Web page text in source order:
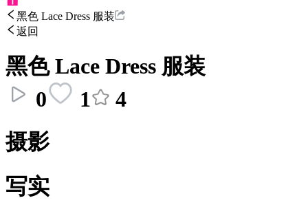
黑色 Lace Dress 服装
返回
黑色 Lace Dress 服装
0
1
4
摄影
写实